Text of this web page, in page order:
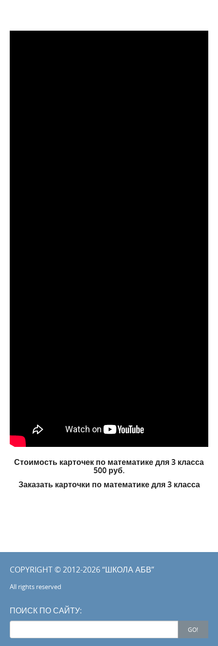
Стоимость карточек по математике для 3 класса
500 руб.
Заказатькарточки по математике для 3 класса
COPYRIGHT © 2012-2026 “ШКОЛА АБВ”
All rights reserved
ПОИСК ПО САЙТУ:
Search
for:
GO!